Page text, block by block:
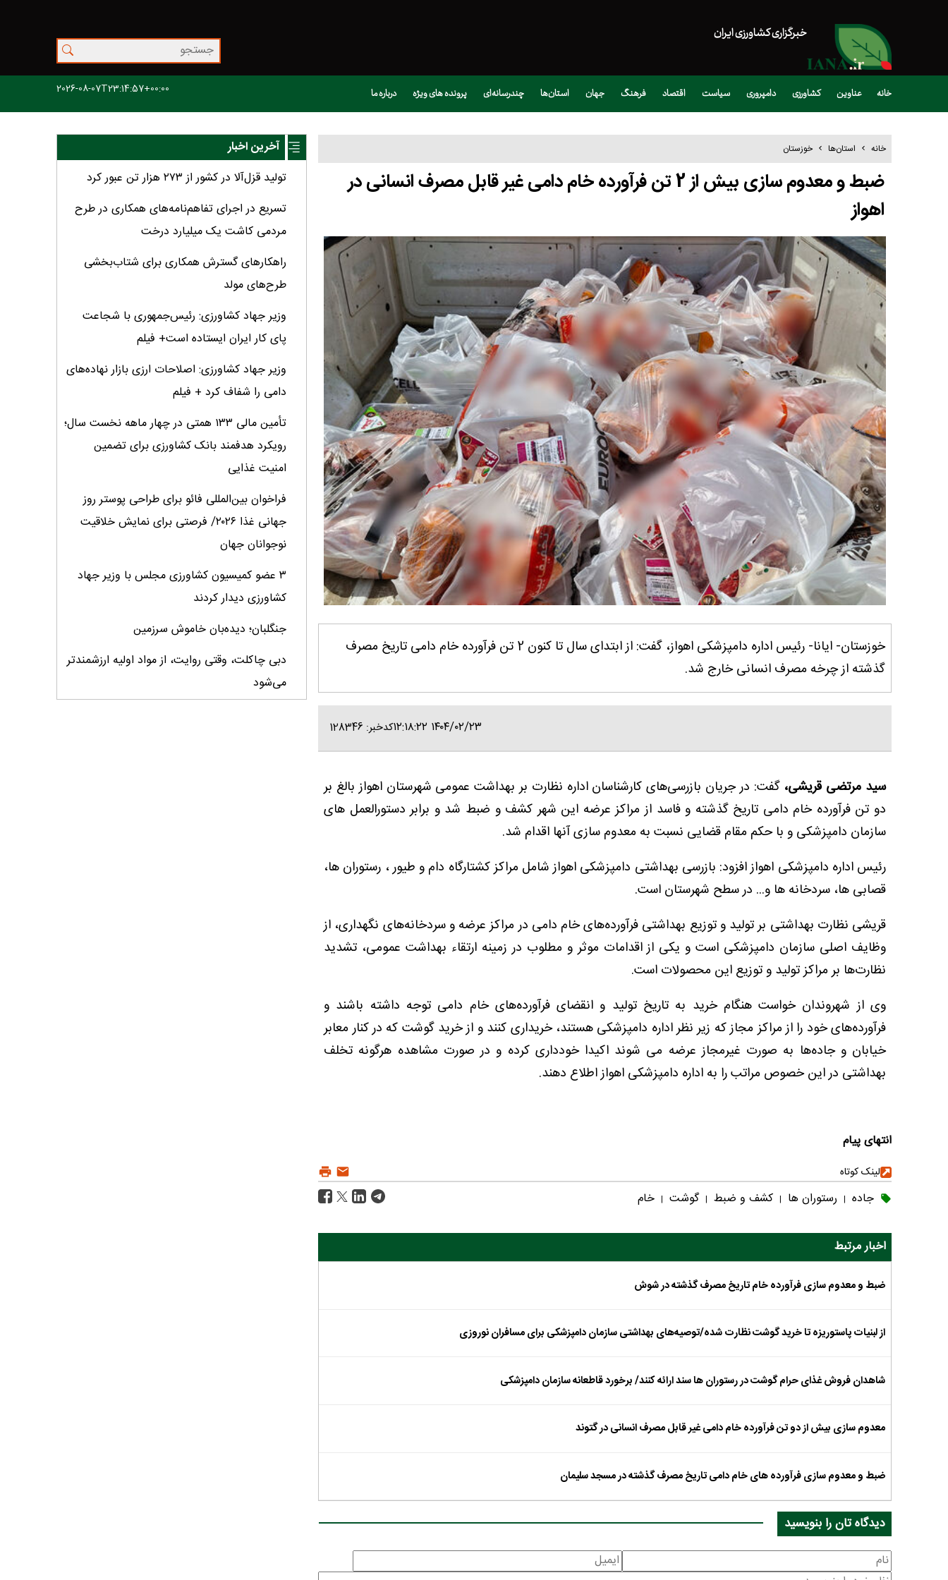
خبرگزاری کشاورزی ایران
خانه عناوین کشاورزی دامپروری سیاست اقتصاد فرهنگ جهان استان‌ها چندرسانه‌ای پرونده های ویژه درباره ما 2026-08-07T23:14:57+00:00
خانه استان‌ها خوزستان
ضبط و معدوم سازی بیش از 2 تن فرآورده خام دامی غیر قابل مصرف انسانی در
اهواز
خوزستان- ایانا- رئیس اداره دامپزشکی اهواز، گفت: از ابتدای سال تا کنون 2 تن فرآورده خام دامی تاریخ مصرف
گذشته از چرخه مصرف انسانی خارج شد.
۱۴۰۴/۰۲/۲۳ ۱۲:۱۸:۲۲ کدخبر: 128346
سید مرتضی قریشی، گفت: در جریان بازرسی‌های کارشناسان اداره نظارت بر بهداشت عمومی شهرستان اهواز بالغ بر
دو تن فرآورده خام دامی تاریخ گذشته و فاسد از مراکز عرضه این شهر کشف و ضبط شد و برابر دستورالعمل های
سازمان دامپزشکی و با حکم مقام قضایی نسبت به معدوم سازی آنها اقدام شد.
رئیس اداره دامپزشکی اهواز افزود: بازرسی بهداشتی دامپزشکی اهواز شامل مراکز کشتارگاه دام و طیور ، رستوران ها،
قصابی ها، سردخانه ها و... در سطح شهرستان است.
قریشی نظارت بهداشتی بر تولید و توزیع بهداشتی فرآورده‌های خام دامی در مراکز عرضه و سردخانه‌های نگهداری، از
وظایف اصلی سازمان دامپزشکی است و یکی از اقدامات موثر و مطلوب در زمینه ارتقاء بهداشت عمومی، تشدید
نظارت‌ها بر مراکز تولید و توزیع این محصولات است.
وی از شهروندان خواست هنگام خرید به تاریخ تولید و انقضای فرآورده‌های خام دامی توجه داشته باشند و
فرآورده‌های خود را از مراکز مجاز که زیر نظر اداره دامپزشکی هستند، خریداری کنند و از خرید گوشت که در کنار معابر
خیابان و جاده‌ها به صورت غیرمجاز عرضه می شوند اکیدا خودداری کرده و در صورت مشاهده هرگونه تخلف
بهداشتی در این خصوص مراتب را به اداره دامپزشکی اهواز اطلاع دهند.
انتهای پیام
لینک کوتاه
جاده | رستوران ها | کشف و ضبط | گوشت | خام
اخبار مرتبط
ضبط و معدوم سازی فرآورده خام تاریخ مصرف گذشته در شوش
از لبنیات پاستوریزه تا خرید گوشت نظارت شده/توصیه‌های بهداشتی سازمان دامپزشکی برای مسافران نوروزی
شاهدان فروش غذای حرام گوشت در رستوران ها سند ارائه کنند/ برخورد قاطعانه سازمان دامپزشکی
معدوم سازی بیش از دو تن فرآورده خام دامی غیر قابل مصرف انسانی در گتوند
ضبط و معدوم سازی فرآورده های خام دامی تاریخ مصرف گذشته در مسجد سلیمان
دیدگاه تان را بنویسید
آخرین اخبار
تولید قزل‌آلا در کشور از ۲۷۳ هزار تن عبور کرد
تسریع در اجرای تفاهم‌نامه‌های همکاری در طرح
مردمی کاشت یک میلیارد درخت
راهکارهای گسترش همکاری برای شتاب‌بخشی
طرح‌های مولد
وزیر جهاد کشاورزی: رئیس‌جمهوری با شجاعت
پای کار ایران ایستاده است+ فیلم
وزیر جهاد کشاورزی: اصلاحات ارزی بازار نهاده‌های
دامی را شفاف کرد + فیلم
تأمین مالی ۱۳۳ همتی در چهار ماهه نخست سال؛
رویکرد هدفمند بانک کشاورزی برای تضمین
امنیت غذایی
فراخوان بین‌المللی فائو برای طراحی پوستر روز
جهانی غذا ۲۰۲۶/ فرصتی برای نمایش خلاقیت
نوجوانان جهان
۳ عضو کمیسیون کشاورزی مجلس با وزیر جهاد
کشاورزی دیدار کردند
جنگلبان؛ دیده‌بان خاموش سرزمین
دبی چاکلت، وقتی روایت، از مواد اولیه ارزشمندتر
می‌شود